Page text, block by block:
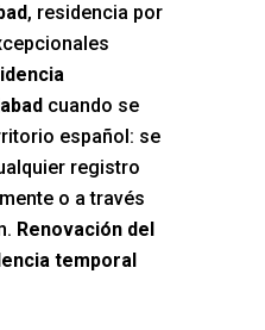
, residencia por
cuando se
español: se
registro
o a través
Renovación del
temporal